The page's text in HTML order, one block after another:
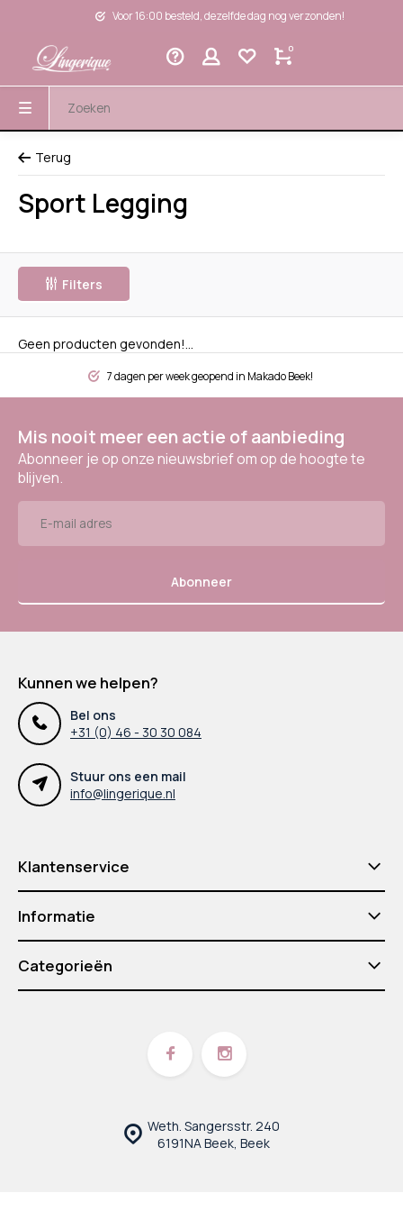
Voor 16:00 besteld, dezelfde dag nog verzonden!
0
Terug
Sport Legging
Filters
Geen producten gevonden!...
7 dagen per week geopend in Makado Beek!
Mis nooit meer een actie of aanbieding
Abonneer je op onze nieuwsbrief om op de hoogte te
blijven.
Abonneer
Kunnen we helpen?
Bel ons
+31 (0) 46 - 30 30 084
Stuur ons een mail
info@lingerique.nl
Klantenservice
Informatie
Categorieën
Weth. Sangersstr. 240
6191NA Beek, Beek